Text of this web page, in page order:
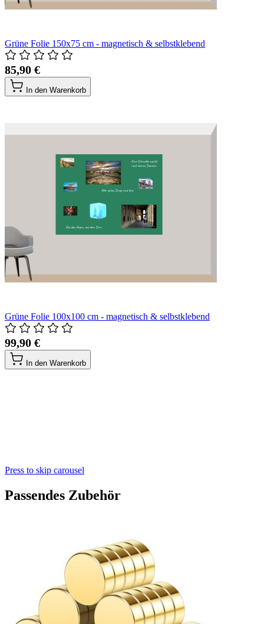
Grüne Folie 150x75 cm - magnetisch & selbstklebend
85,90 €
In den Warenkorb
Grüne Folie 100x100 cm - magnetisch & selbstklebend
99,90 €
In den Warenkorb
Press to skip carousel
Passendes Zubehör